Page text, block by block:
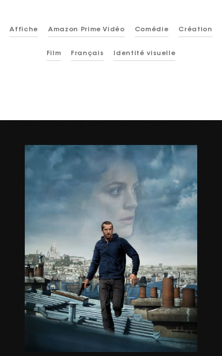
Affiche Amazon Prime Vidéo Comédie Création
Film Français Identité visuelle